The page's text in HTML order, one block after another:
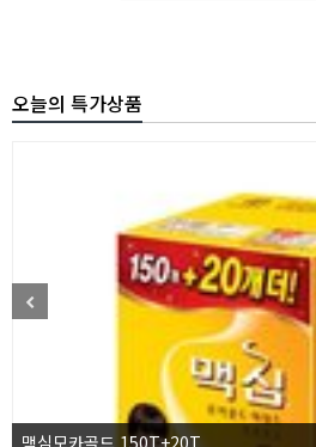
오늘의 특가상품
맥심모카골드 150T+20T